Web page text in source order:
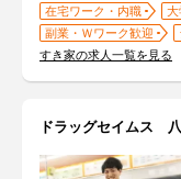
在宅ワーク・内職 大
副業・Ｗワーク歓迎
すき家の求人一覧を見る
ドラッグセイムス